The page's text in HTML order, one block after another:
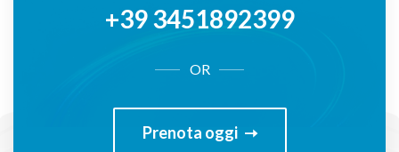
+39 3451892399
OR
Prenota oggi